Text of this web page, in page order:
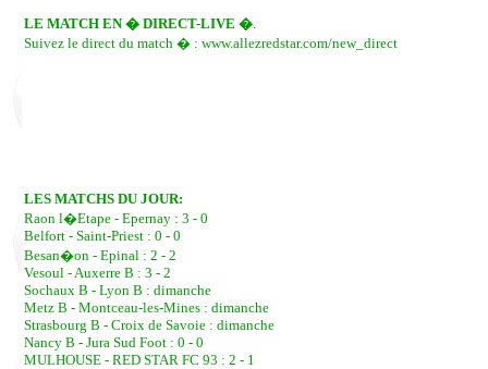
LE MATCH EN � DIRECT-LIVE �
Suivez le direct du match � : www.allezredstar.com/new_direct
LES MATCHS DU JOUR:
Raon l�Etape - Epernay : 3 - 0
Belfort - Saint-Priest : 0 - 0
Besan�on - Epinal : 2 - 2
Vesoul - Auxerre B : 3 - 2
Sochaux B - Lyon B : dimanche
Metz B - Montceau-les-Mines : dimanche
Strasbourg B - Croix de Savoie : dimanche
Nancy B - Jura Sud Foot : 0 - 0
MULHOUSE - RED STAR FC 93 : 2 - 1